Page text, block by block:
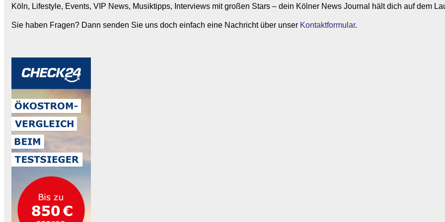
Köln, Lifestyle, Events, VIP News, Musiktipps, Interviews mit großen Stars – dein Kölner News Journal hält dich auf dem
Sie haben Fragen? Dann senden Sie uns doch einfach eine Nachricht über unser Kontaktformular.